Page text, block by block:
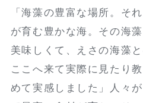
「海藻の豊富な場所。そ
が育む豊かな海。その海
美味しくて、えさの海藻
ここへ来て実際に見たり
めて実感しました」人々